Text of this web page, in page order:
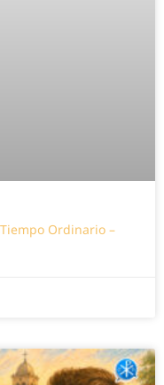
Ordinario –